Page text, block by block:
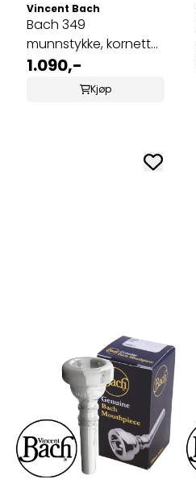
Vincent Bach
Bach 349
munnstykke, kornett
2C
1.090,-
Kjøp